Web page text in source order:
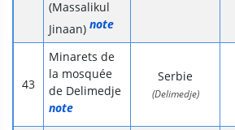
(Massalikul
Jinaan) note
Minarets de
la mosquée
de Delimedje
note
Serbie
(Delimedje)